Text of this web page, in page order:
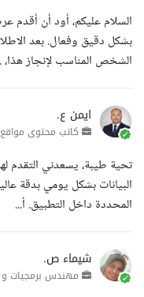
السلام عليكم، أود أن أقدم
بشكل دقيق وفعال. بعد
الشخص المناسب لإنجاز هذا،
ايمن ع.
كاتب محتوى مواقع
تحية طيبة، يسعدني التقدم
البيانات بشكل يومي بدقة
المحددة داخل التطبيق. أ...
شيماء ص.
مهندس برمجيات و